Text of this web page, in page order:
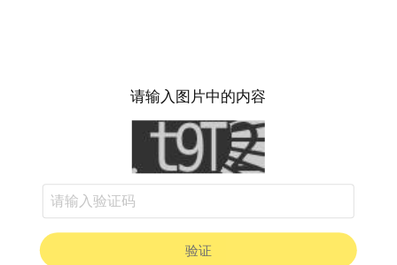
请输入图片中的内容
验证